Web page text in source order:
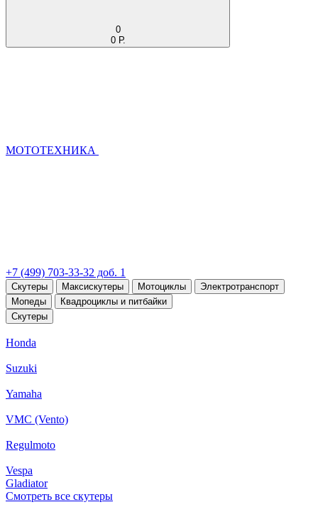
0
0 Р.
МОТОТЕХНИКА
+7 (499) 703-33-32 доб. 1
Скутеры Максискутеры Мотоциклы
Электротранспорт
Мопеды
Квадроциклы и питбайки
Скутеры
Honda
Suzuki
Yamaha
VMC (Vento)
Regulmoto
Vespa
Gladiator
Смотреть все скутеры